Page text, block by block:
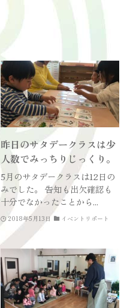
昨日のサタデークラスは少
人数でみっちりじっくり。
5月のサタデークラスは12日の
みでした。 告知も出欠確認も
十分でなかったことから...
2018年5月13日 イベントリポート